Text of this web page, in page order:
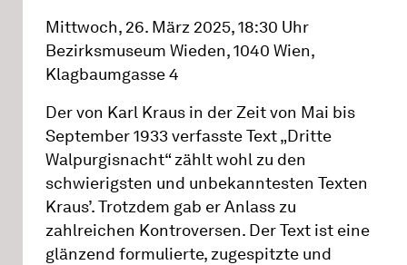
Mittwoch, 26. März 2025, 18:30 Uhr
Bezirksmuseum Wieden, 1040 Wien,
Klagbaumgasse 4
Der von Karl Kraus in der Zeit von Mai bis
September 1933 verfasste Text „Dritte
Walpurgisnacht“ zählt wohl zu den
schwierigsten und unbekanntesten Texten
Kraus’. Trotzdem gab er Anlass zu
zahlreichen Kontroversen. Der Text ist eine
glänzend formulierte, zugespitzte und